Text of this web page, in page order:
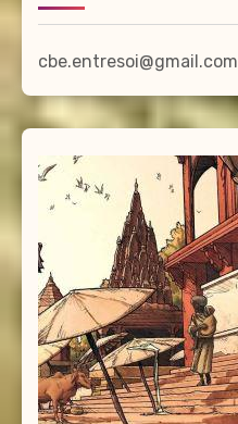
cbe.entresoi@gmail.com